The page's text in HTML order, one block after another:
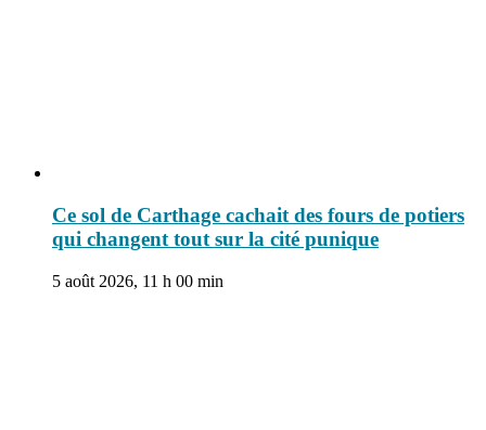
Ce sol de Carthage cachait des fours de potiers
qui changent tout sur la cité punique
5 août 2026, 11 h 00 min